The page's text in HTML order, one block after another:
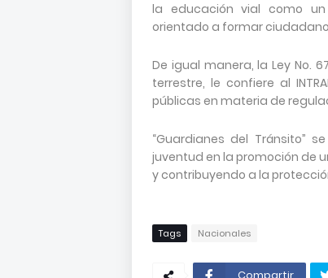
la educación vial como
orientado a formar
De igual manera, la Ley No.
terrestre, le confiere al
públicas en materia de
“Guardianes del Tránsito”
juventud en la promoción de
y contribuyendo a la
Tags Nacionales